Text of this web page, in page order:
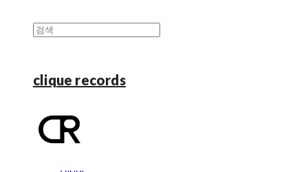
clique records